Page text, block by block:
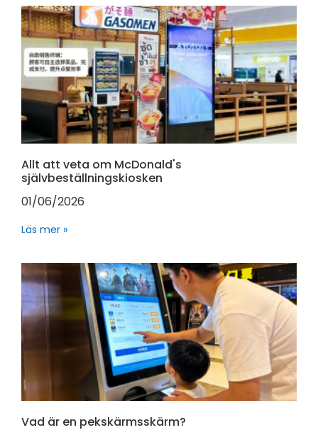
Allt att veta om McDonald's
självbeställningskiosken
01/06/2026
Läs mer »
Vad är en pekskärmsskärm?